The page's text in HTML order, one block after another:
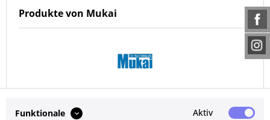
Produkte von Mukai
Funktionale Aktiv